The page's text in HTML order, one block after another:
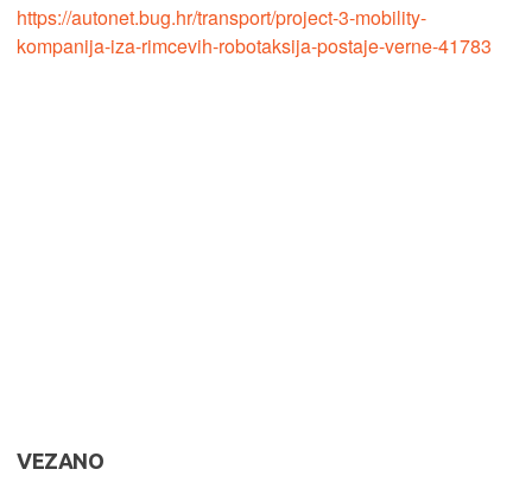
https://autonet.bug.hr/transport/project-3-mobility-
kompanija-iza-rimcevih-robotaksija-postaje-verne-41783
VEZANO